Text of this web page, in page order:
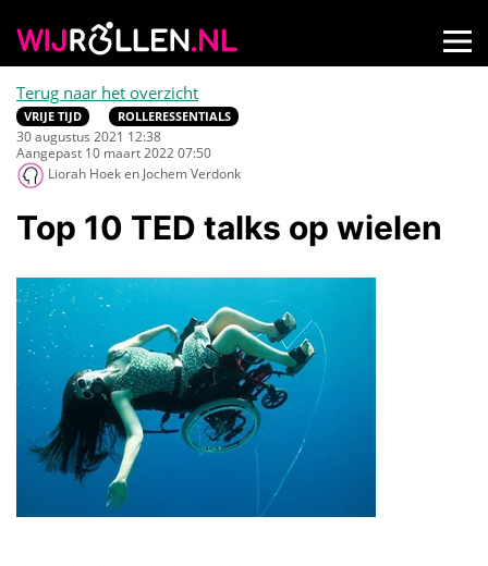
Terug naar het overzicht
VRIJE TIJD ROLLERESSENTIALS
30 augustus 2021 12:38
Aangepast 10 maart 2022 07:50
Liorah Hoek en Jochem Verdonk
Top 10 TED talks op wielen